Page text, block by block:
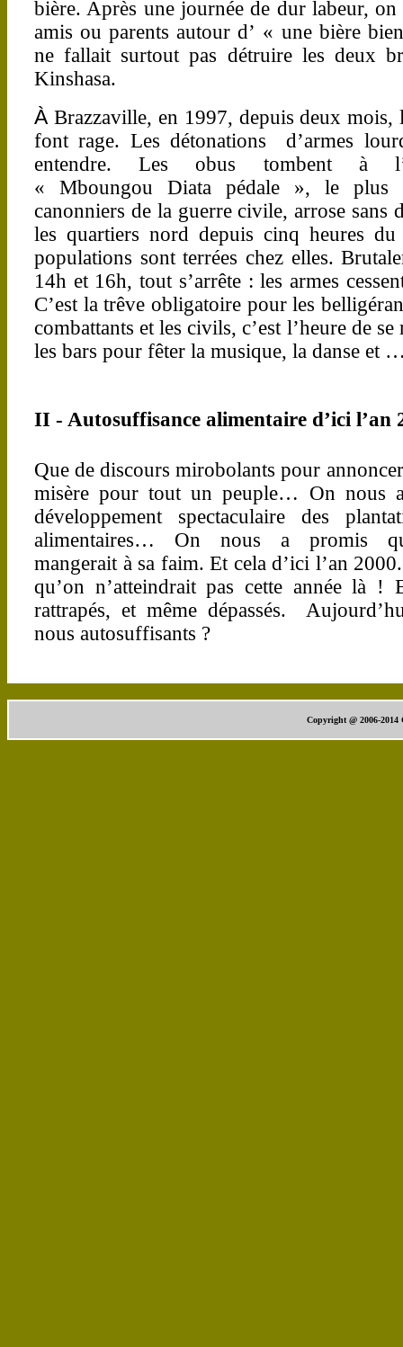
bière. Après une journée de dur labeur, on
amis ou parents autour d’ « une bière
ne fallait surtout pas détruire les deux
Kinshasa.
ÀBrazzaville, en 1997, depuis deux mois,
font rage. Les détonations d’armes
entendre. Les obus tombent à
« Mboungou Diata pédale », le plus
canonniers de la guerre civile, arrose sans
les quartiers nord depuis cinq heures
populations sont terrées chez elles.
14h et 16h, tout s’arrête : les armes
C’est la trêve obligatoire pour les
combattants et les civils, c’est l’heure de se
les bars pour fêter la musique, la danse et
II - Autosuffisance alimentaire d’ici l’an
Que de discours mirobolants pour
misère pour tout un peuple… On nous
développement spectaculaire des
alimentaires… On nous a promis
mangerait à sa faim. Et cela d’ici l’an
qu’on n’atteindrait pas cette année là !
rattrapés, et même dépassés.
nous autosuffisants ?
Copyright @ 2006-